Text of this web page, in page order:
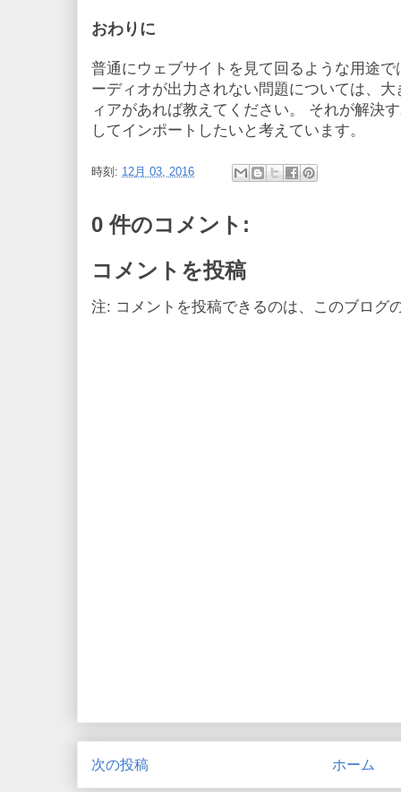
おわりに
普通にウェブサイトを見て回るような用途
ーディオが出力されない問題については、
ィアがあれば教えてください。 それが解決
してインポートしたいと考えています。
時刻: 12月 03, 2016
0 件のコメント:
コメントを投稿
注: コメントを投稿できるのは、このブログ
次の投稿 ホーム